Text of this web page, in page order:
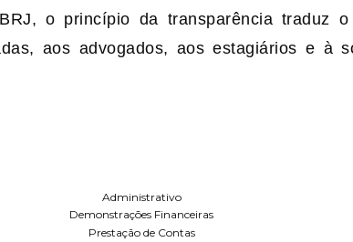
o princípio da transparência traduz
aos advogados, aos estagiários e à
Administrativo
Demonstrações Financeiras
Prestação de Contas